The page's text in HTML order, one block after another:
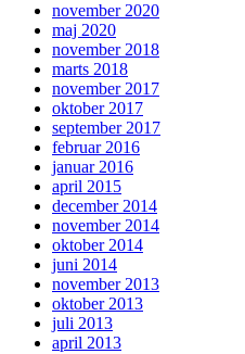
november 2020
maj 2020
november 2018
marts 2018
november 2017
oktober 2017
september 2017
februar 2016
januar 2016
april 2015
december 2014
november 2014
oktober 2014
juni 2014
november 2013
oktober 2013
juli 2013
april 2013